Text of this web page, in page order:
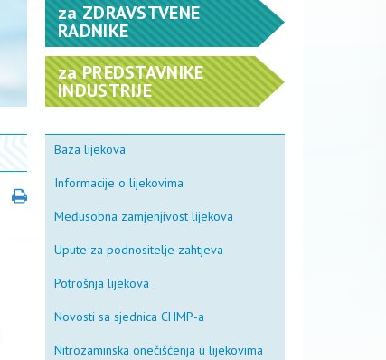
za ZDRAVSTVENE
RADNIKE
zaPREDSTAVNIKE
INDUSTRIJE
Baza lijekova
Informacije o lijekovima
Međusobna zamjenjivost lijekova
Upute za podnositelje zahtjeva
Potrošnja lijekova
Novosti sa sjednica CHMP-a
Nitrozaminska onečišćenja u lijekovima